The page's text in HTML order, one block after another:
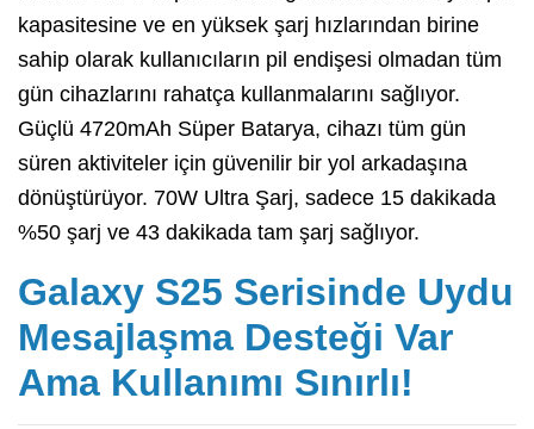
kapasitesine ve en yüksek şarj hızlarından birine
sahip olarak kullanıcıların pil endişesi olmadan tüm
gün cihazlarını rahatça kullanmalarını sağlıyor.
Güçlü 4720mAh Süper Batarya, cihazı tüm gün
süren aktiviteler için güvenilir bir yol arkadaşına
dönüştürüyor. 70W Ultra Şarj, sadece 15 dakikada
%50 şarj ve 43 dakikada tam şarj sağlıyor.
Galaxy S25 Serisinde Uydu
Mesajlaşma Desteği Var
Ama Kullanımı Sınırlı!